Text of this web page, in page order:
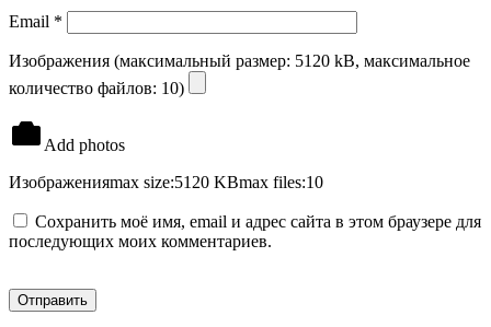
Email *
Изображения (максимальный размер: 5120 kB, максимальное
количество файлов: 10)
Add photos
Изображенияmax size:5120 KBmax files:10
Сохранить моё имя, email и адрес сайта в этом браузере для
последующих моих комментариев.